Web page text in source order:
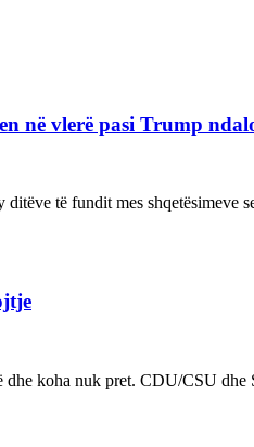
në vlerë pasi Trump
ditëve të fundit mes shqetësimeve
dhe koha nuk pret. CDU/CSU